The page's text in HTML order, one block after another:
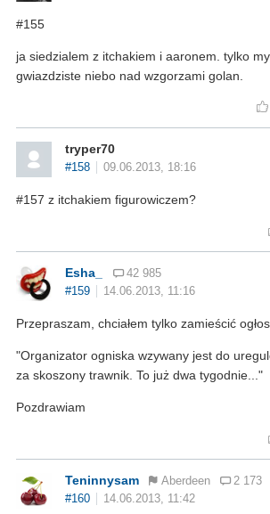
#155
ja siedzialem z itchakiem i aaronem. tylko
gwiazdziste niebo nad wzgorzami golan.
tryper70
#158 09.06.2013, 18:16
#157 z itchakiem figurowiczem?
Esha_
42 985
#159
14.06.2013, 11:16
Przepraszam, chciałem tylko zamieścić
"Organizator ogniska wzywany jest do
za skoszony trawnik. To już dwa tygodnie..."
Pozdrawiam
Teninnysam Aberdeen 2 173
#160
14.06.2013, 11:42